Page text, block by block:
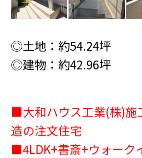
◎土地：約54.24坪
◎建物：約42.96坪
■大和ハウス工業(株)施
造の注文住宅
■4LDK+書斎+ウォーク